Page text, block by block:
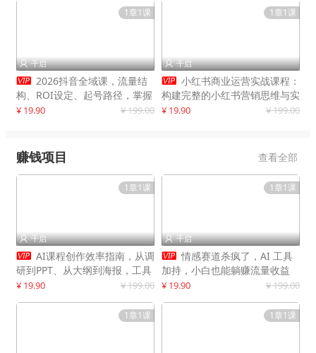
1章1课
 千启
 2026抖音全域课，流量结
构、ROI设定、起号路径，掌握
平台新规下利润最大化
¥ 19.90 ¥ 199.00
1章1课
 千启
 小红书商业运营实战课程：
构建完整的小红书营销思维与实
战能力，案例店铺月销破百万！
¥ 19.90 ¥ 199.00
赚钱项目 查看全部
1章1课
 千启
 AI课程创作效率指南，从调
研到PPT、从大纲到海报，工具
赋能，打造可持续变现产品线
¥ 19.90 ¥ 199.00
1章1课
 千启
 情感赛道杀疯了，AI 工具
加持，小白也能躺赚流量收益
¥ 19.90 ¥ 199.00
1章1课 1章1课